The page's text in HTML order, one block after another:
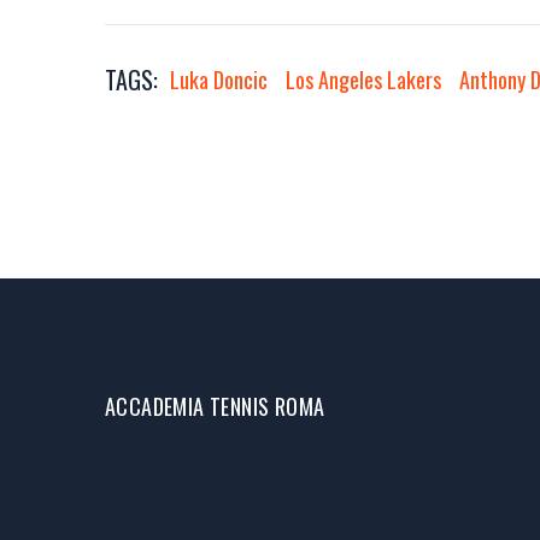
TAGS: Luka Doncic Los Angeles Lakers Anthony
ACCADEMIA TENNIS ROMA